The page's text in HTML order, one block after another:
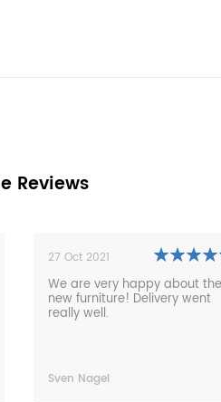
Reviews
27 Oct 2021
We are very happy about the
new furniture! Delivery went
really well.
Sven Nagel